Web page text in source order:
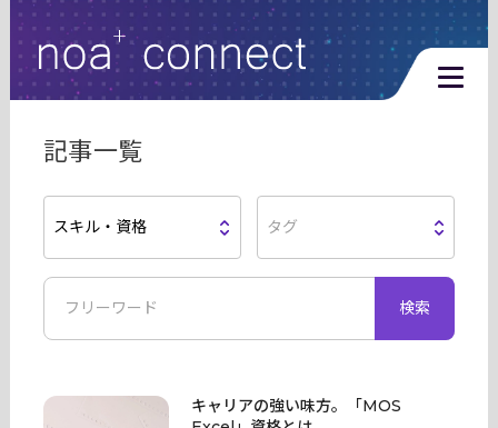
個人情報取扱い同意書
記事一覧
スキル・資格 タグ
検索
キャリアの強い味方。「MOS